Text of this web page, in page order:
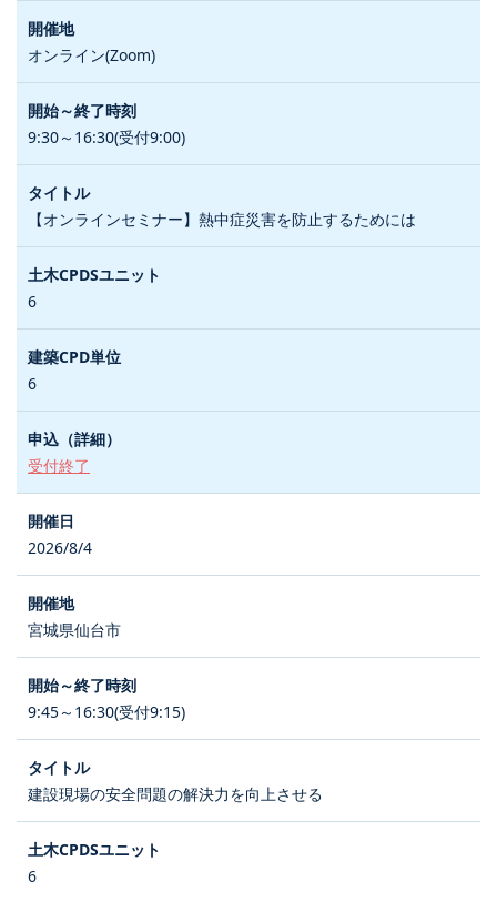
オンライン(Zoom)
9:30～16:30(受付9:00)
【オンラインセミナー】熱中症災害を防止するためには
6
6
受付終了
2026/8/4
宮城県仙台市
9:45～16:30(受付9:15)
建設現場の安全問題の解決力を向上させる
6